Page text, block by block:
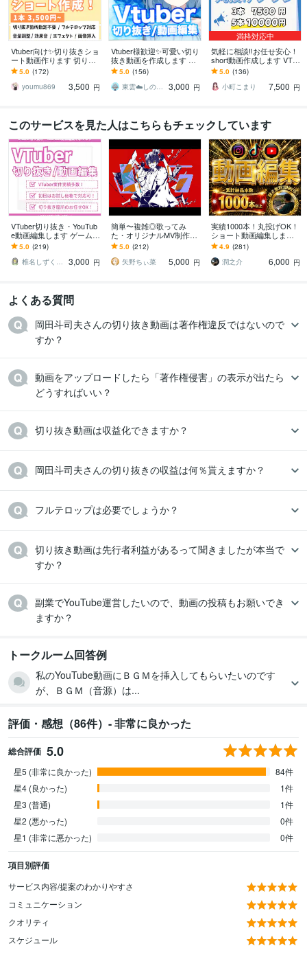
Vtuber向け✨切り抜きショ
ート動画作ります 切り抜
き箇所お任せOK！視聴者
目線で切り抜きます。横
型も対応
5.0 (172)
youmu869
3,500 円
Vtuber様歓迎✨可愛い切り
抜き動画を作成します 自
己紹介やゲーム実況など
も承りますのでお気軽に
どうぞ✨
5.0 (156)
東雲☁️しののめ
3,000 円
満枠対応中
気軽に相談‼️お任せ安心！
short動画作成します VTub
erさん必見！シーンお任
せで簡単発注！最短1日納
期！
5.0 (136)
小町こまり
7,500 円
このサービスを見た人はこちらもチェックしています
VTuber切り抜き・YouTub
e動画編集します ゲーム実
況などジャンル問わず｜S
horts動画・サムネイルも
5.0 (219)
椎名しずく＠受付再開
3,000 円
簡単〜複雑◎歌ってみ
た・オリジナルMV制作し
ます Vtuber・歌い手必
見！お任せ〜本家再現ま
で可能！
5.0 (212)
矢野ちぃ菜
5,000 円
実績1000本！丸投げOK！
ショート動画編集します
〜YouTube shorts・TikTo
k・リール対応〜
4.9 (281)
潤之介
6,000 円
よくある質問
岡田斗司夫さんの切り抜き動画は著作権違反ではないので
すか？
動画をアップロードしたら「著作権侵害」の表示が出たら
どうすればいい？
切り抜き動画は収益化できますか？
岡田斗司夫さんの切り抜きの収益は何％貰えますか？
フルテロップは必要でしょうか？
切り抜き動画は先行者利益があるって聞きましたが本当で
すか？
副業でYouTube運営したいので、動画の投稿もお願いでき
ますか？
トークルーム回答例
私のYouTube動画にＢＧＭを挿入してもらいたいのです
が、ＢＧＭ（音源）は...
評価・感想（86件）- 非常に良かった
総合評価 5.0
星5 (非常に良かった)
84件
星4 (良かった)
1件
星3 (普通)
1件
星2 (悪かった)
0件
星1 (非常に悪かった)
0件
項目別評価
サービス内容/提案のわかりやすさ
コミュニケーション
クオリティ
スケジュール